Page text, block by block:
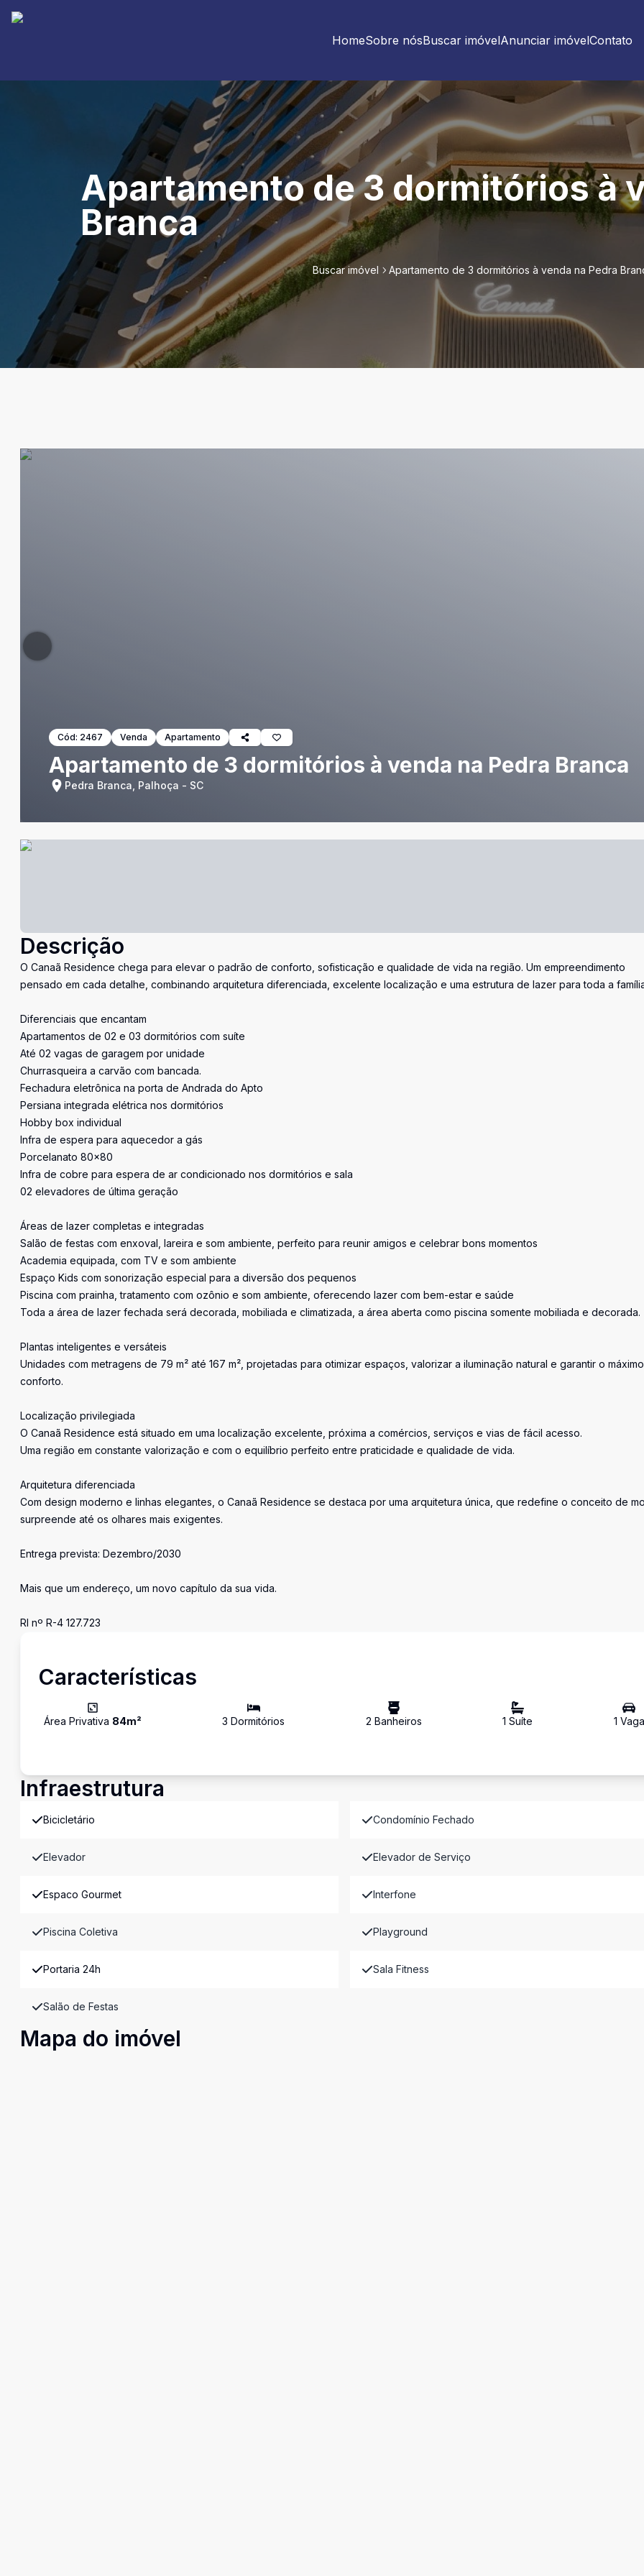
HomeSobre nósBuscar imóvelAnunciar imóvelContato
Apartamento de 3 dormitórios à
Branca
Buscar imóvel Apartamento de 3 dormitórios à venda na Pedra
Cód: 2467 Venda Apartamento
Apartamento de 3 dormitórios à venda na Pedra Branca
Pedra Branca, Palhoça - SC
Descrição
O Canaã Residence chega para elevar o padrão de conforto, sofisticação e qualidade de vida na região. Um empreendimento
pensado em cada detalhe, combinando arquitetura diferenciada, excelente localização e uma estrutura de lazer para toda a
Diferenciais que encantam
Apartamentos de 02 e 03 dormitórios com suíte
Até 02 vagas de garagem por unidade
Churrasqueira a carvão com bancada.
Fechadura eletrônica na porta de Andrada do Apto
Persiana integrada elétrica nos dormitórios
Hobby box individual
Infra de espera para aquecedor a gás
Porcelanato 80x80
Infra de cobre para espera de ar condicionado nos dormitórios e sala
02 elevadores de última geração
Áreas de lazer completas e integradas
Salão de festas com enxoval, lareira e som ambiente, perfeito para reunir amigos e celebrar bons momentos
Academia equipada, com TV e som ambiente
Espaço Kids com sonorização especial para a diversão dos pequenos
Piscina com prainha, tratamento com ozônio e som ambiente, oferecendo lazer com bem-estar e saúde
Toda a área de lazer fechada será decorada, mobiliada e climatizada, a área aberta como piscina somente mobiliada e decorada.
Plantas inteligentes e versáteis
Unidades com metragens de 79 m² até 167 m², projetadas para otimizar espaços, valorizar a iluminação natural e garantir o máximo
conforto.
Localização privilegiada
O Canaã Residence está situado em uma localização excelente, próxima a comércios, serviços e vias de fácil acesso.
Uma região em constante valorização e com o equilíbrio perfeito entre praticidade e qualidade de vida.
Arquitetura diferenciada
Com design moderno e linhas elegantes, o Canaã Residence se destaca por uma arquitetura única, que redefine o conceito de
surpreende até os olhares mais exigentes.
Entrega prevista: Dezembro/2030
Mais que um endereço, um novo capítulo da sua vida.
RI nº R-4 127.723
Características
Área Privativa 84m² 3 Dormitórios 2 Banheiros 1 Suíte 1 Vaga
Infraestrutura
Bicicletário Condomínio Fechado
Elevador Elevador de Serviço
Espaco Gourmet Interfone
Piscina Coletiva Playground
Portaria 24h Sala Fitness
Salão de Festas
Mapa do imóvel